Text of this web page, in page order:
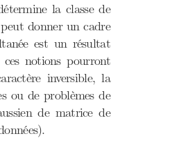
la classe de
donner un cadre
est un résultat
notions pourront
inversible, la
ou de problèmes de
de matrice de